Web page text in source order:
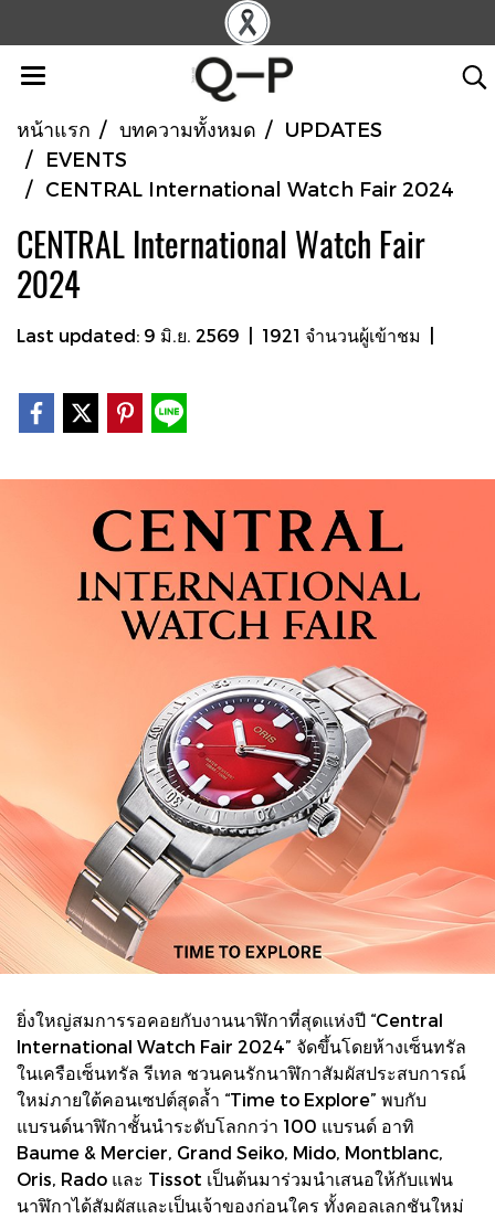
หน้าแรก บทความทั้งหมด
UPDATES
EVENTS
CENTRAL International Watch Fair 2024
CENTRAL International Watch Fair
2024
Last updated: 9 มิ.ย. 2569 1921 จำนวนผู้เข้าชม
ยิ่งใหญ่สมการรอคอยกับงานนาฬิกาที่สุดแห่งปี “Central
International Watch Fair 2024” จัดขึ้นโดยห้างเซ็นทรัล
ในเครือเซ็นทรัล รีเทล ชวนคนรักนาฬิกาสัมผัสประสบการณ์
ใหม่ภายใต้คอนเซปต์สุดล้ำ “Time to Explore” พบกับ
แบรนด์นาฬิกาชั้นนำระดับโลกกว่า 100 แบรนด์ อาทิ
Baume & Mercier, Grand Seiko, Mido, Montblanc,
Oris, Rado และ Tissot เป็นต้นมาร่วมนำเสนอให้กับแฟน
นาฬิกาได้สัมผัสและเป็นเจ้าของก่อนใคร ทั้งคอลเลกชันใหม่